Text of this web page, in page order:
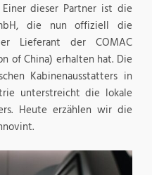
Einer dieser Partner ist die
die nun offiziell die
Lieferant der COMAC
of China) erhalten hat. Die
Kabinenausstatters in
unterstreicht die lokale
Heute erzählen wir die